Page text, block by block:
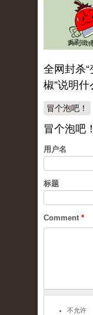
全网封杀“
椒”说明什
冒个泡吧！
冒个泡吧！
用户名
标题
Comment *
不允许